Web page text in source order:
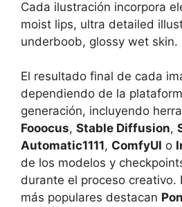
Cada ilustración incorpora
moist lips, ultra detailed
underboob, glossy wet skin.
El resultado final de cada
dependiendo de la
generación, incluyendo
Fooocus, Stable Diffusion,
Automatic1111, ComfyUI o
de los modelos y
durante el proceso creativo.
más populares destacan